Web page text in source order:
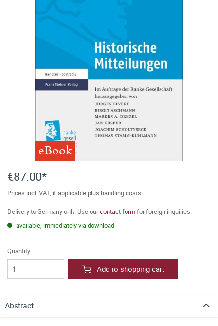
eBook
€87.00*
Prices incl. VAT, if applicable plus handling costs
Delivery to Germany only. Use ourcontact formfor foreign inquiries.
available, immediately via download
Quantity:
Add to shopping cart
Abstract